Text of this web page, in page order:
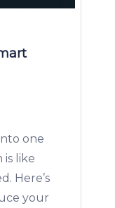
one
like
Here’s
your